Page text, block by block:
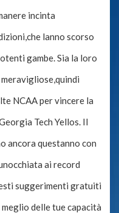
incinta
lanno scorso
gambe. Sia la loro
NCAA per vincere la
Tech Yellos. Il
ancora questanno con
ai record
suggerimenti gratuiti
delle tue capacità